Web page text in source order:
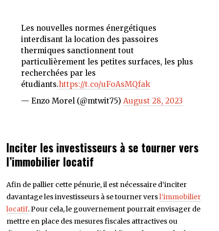
Les nouvelles normes énergétiques
interdisant la location des passoires
thermiques sanctionnent tout
particulièrement les petites surfaces, les plus
recherchées par les
étudiants.https://t.co/uFoAsMQfak
— Enzo Morel (@mtwit75)August 28, 2023
Inciter les investisseurs à se tourner vers
l’immobilier locatif
Afin de pallier cette pénurie, il est nécessaire d’inciter
davantage les investisseurs à se tourner versl’immobilier
locatif. Pour cela, le gouvernement pourrait envisager de
mettre en place des mesures fiscales attractives ou